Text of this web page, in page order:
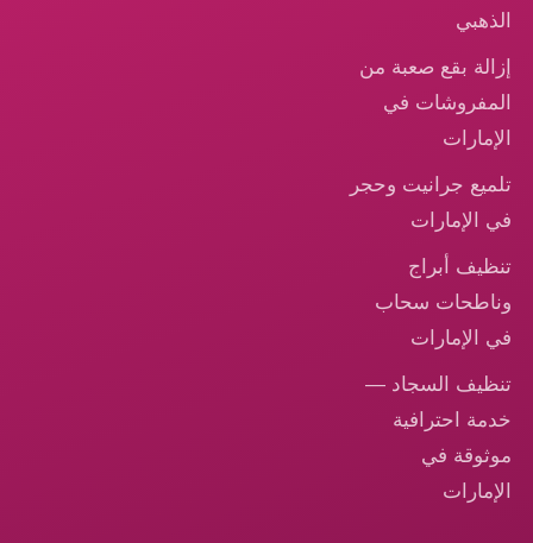
الذهبي
إزالة بقع صعبة من
المفروشات في
الإمارات
تلميع جرانيت وحجر
في الإمارات
تنظيف أبراج
وناطحات سحاب
في الإمارات
تنظيف السجاد —
خدمة احترافية
موثوقة في
الإمارات